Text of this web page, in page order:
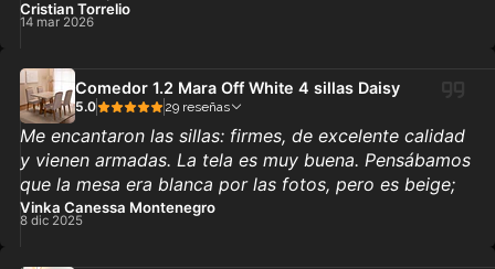
Cristian Torrelio
14 mar 2026
Comedor 1.2 Mara Off White 4 sillas Daisy
5.0 29 reseñas
Me encantaron las sillas: firmes, de excelente calidad
y vienen armadas. La tela es muy buena. Pensábamos
que la mesa era blanca por las fotos, pero es beige;
igual es muy bonita. Comprar directo en Deco Casa
Vinka Canessa Montenegro
8 dic 2025